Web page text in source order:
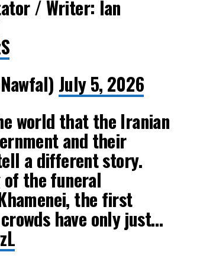
/ Writer: Ian
July 5, 2026
world that the Iranian
and their
a different story.
the funeral
the first
have only just…